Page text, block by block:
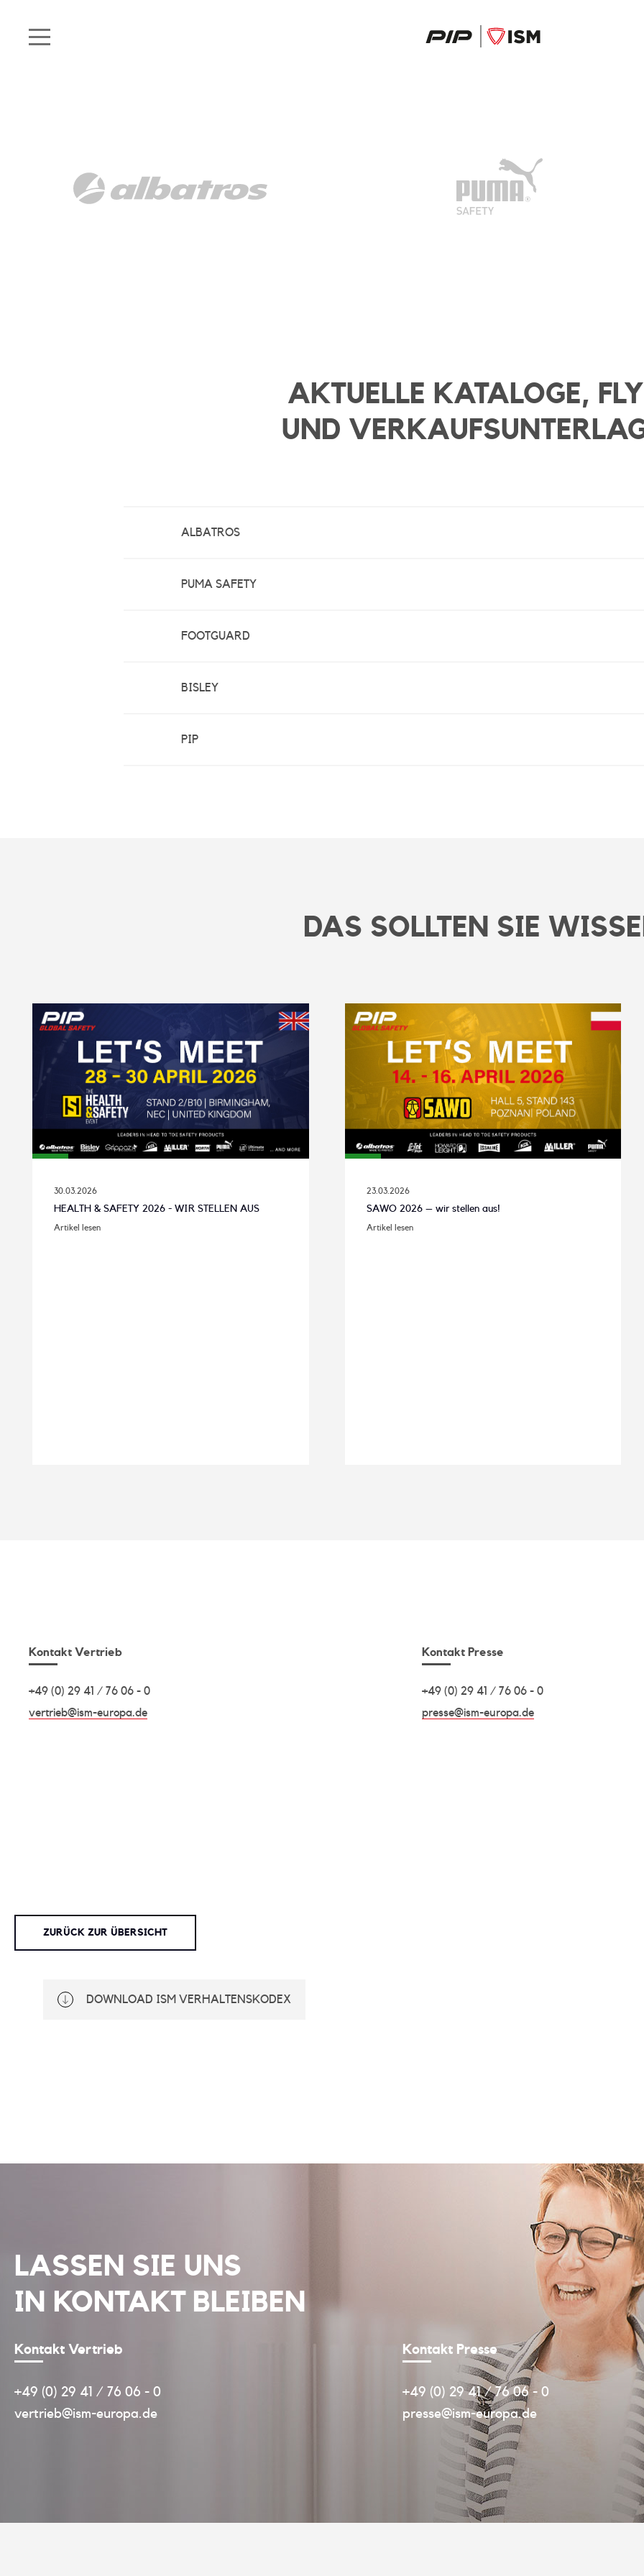
AKTUELLE KATALOGE,
UND
ALBATROS
PUMA SAFETY
FOOTGUARD
BISLEY
PIP
DAS SOLLTEN SIE
30.03.2026
HEALTH & SAFETY 2026 - WIR STELLEN AUS
Artikel lesen
23.03.2026
SAWO 2026 – wir stellen aus!
Artikel lesen
Kontakt Vertrieb
+49 (0) 29 41 / 76 06 - 0
vertrieb@ism-europa.de
Kontakt Presse
+49 (0) 29 41 / 76 06 - 0
presse@ism-europa.de
ZURÜCK ZUR ÜBERSICHT
DOWNLOAD ISM VERHALTENSKODEX
LASSEN SIE UNS
IN KONTAKT BLEIBEN
Kontakt Vertrieb
+49 (0) 29 41 / 76 06 - 0
vertrieb@ism-europa.de
Kontakt Presse
+49 (0) 29 41 / 76 06 - 0
presse@ism-europa.de